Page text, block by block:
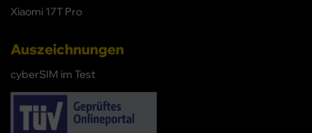
Xiaomi 17T Pro
Auszeichnungen
cyberSIM im Test